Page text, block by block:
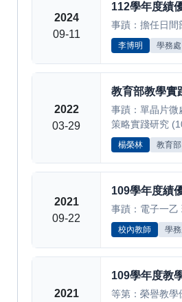
2024
09-11
112學年度績
事蹟：擔任日間
李博明 學務處
2022
03-29
教育部教學實
事蹟：單晶片微
策略實踐研究
楊榮林 教育部
2021
09-22
109學年度績
事蹟：電子一乙
校內教師 學
2021
109學年度教
等第：榮譽教學